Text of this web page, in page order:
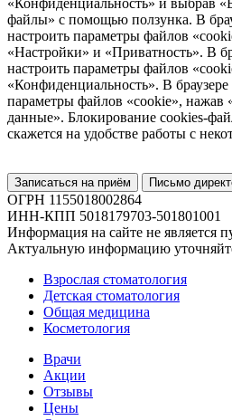
«Конфиденциальность» и выбрав
файлы» с помощью ползунка. В
настроить параметры файлов
«Настройки» и «Приватность». В
настроить параметры файлов
«Конфиденциальность». В
параметры файлов «cookie»,
данные». Блокирование cookies-
скажется на удобстве работы с
Записаться на приём Письмо
ОГРН 1155018002864
ИНН-КПП 5018179703-501801001
Информация на сайте не является
Актуальную информацию
Взрослая стоматология
Детская стоматология
Общая медицина
Косметология
Врачи
Акции
Отзывы
Цены